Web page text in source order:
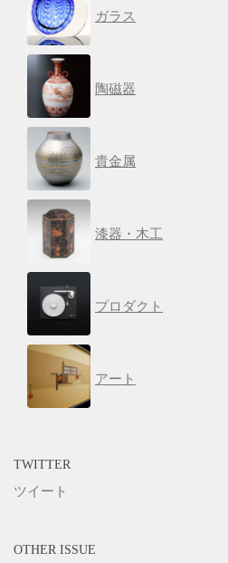
ガラス
陶磁器
貴金属
漆器・木工
プロダクト
アート
TWITTER
ツイート
OTHER ISSUE